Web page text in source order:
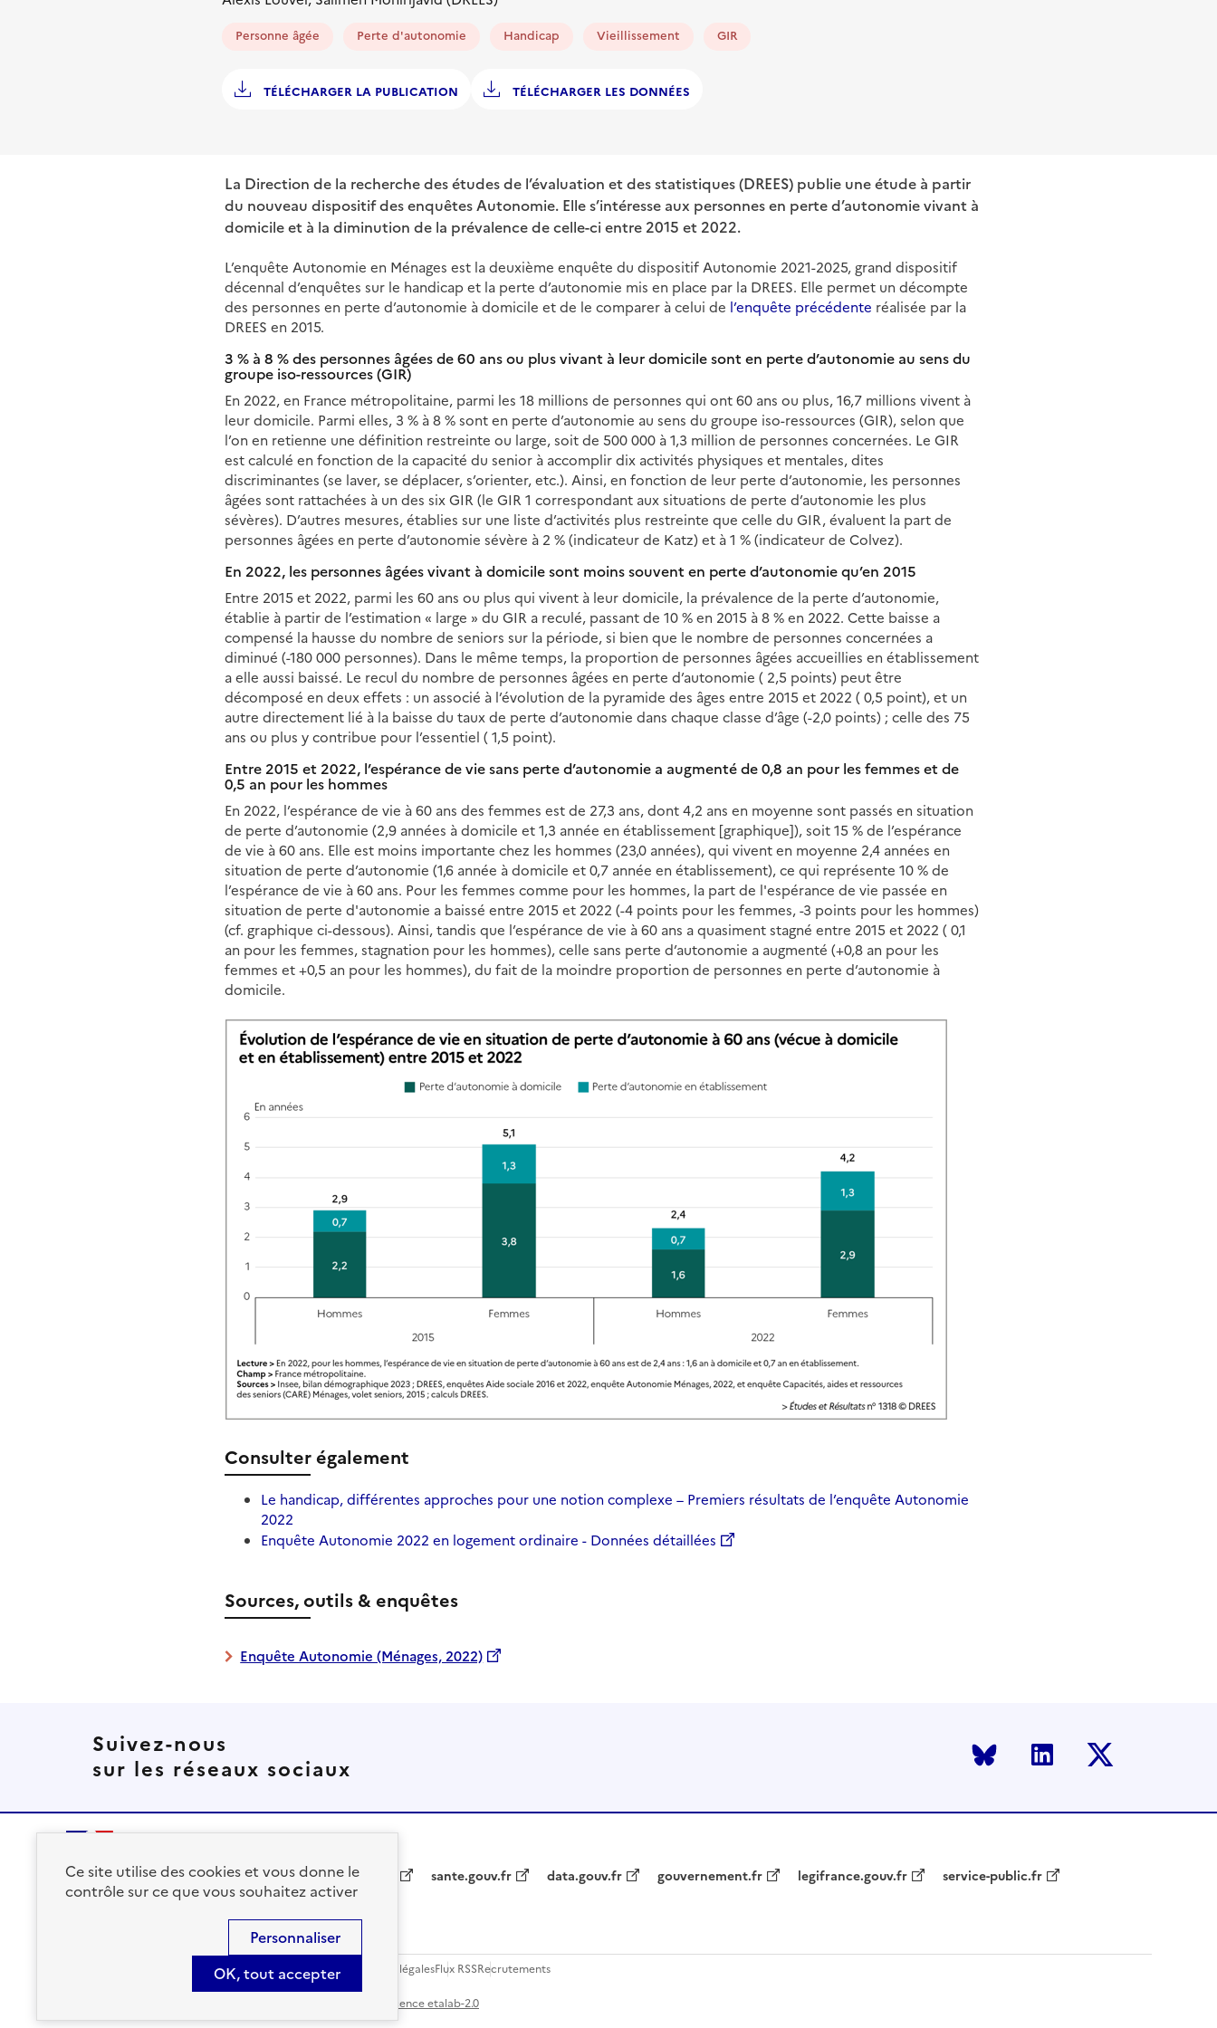
Personne âgée Perte d'autonomie Handicap Vieillissement GIR
TÉLÉCHARGER LA PUBLICATION TÉLÉCHARGER LES DONNÉES
La Direction de la recherche des études de l’évaluation et des statistiques (DREES) publie une étude à partir
du nouveau dispositif des enquêtes Autonomie. Elle s’intéresse aux personnes en perte d’autonomie vivant à
domicile et à la diminution de la prévalence de celle-ci entre 2015 et 2022.
L’enquête Autonomie en Ménages est la deuxième enquête du dispositif Autonomie 2021-2025, grand dispositif
décennal d’enquêtes sur le handicap et la perte d’autonomie mis en place par la DREES. Elle permet un décompte
des personnes en perte d’autonomie à domicile et de le comparer à celui de l’enquête précédente réalisée par la
DREES en 2015.
3 % à 8 % des personnes âgées de 60 ans ou plus vivant à leur domicile sont en perte d’autonomie au sens du
groupe iso-ressources (GIR)
En 2022, en France métropolitaine, parmi les 18 millions de personnes qui ont 60 ans ou plus, 16,7 millions vivent à
leur domicile. Parmi elles, 3 % à 8 % sont en perte d’autonomie au sens du groupe iso-ressources (GIR), selon que
l’on en retienne une définition restreinte ou large, soit de 500 000 à 1,3 million de personnes concernées. Le GIR
est calculé en fonction de la capacité du senior à accomplir dix activités physiques et mentales, dites
discriminantes (se laver, se déplacer, s’orienter, etc.). Ainsi, en fonction de leur perte d’autonomie, les personnes
âgées sont rattachées à un des six GIR (le GIR 1 correspondant aux situations de perte d’autonomie les plus
sévères). D’autres mesures, établies sur une liste d’activités plus restreinte que celle du GIR, évaluent la part de
personnes âgées en perte d’autonomie sévère à 2 % (indicateur de Katz) et à 1 % (indicateur de Colvez).
En 2022, les personnes âgées vivant à domicile sont moins souvent en perte d’autonomie qu’en 2015
Entre 2015 et 2022, parmi les 60 ans ou plus qui vivent à leur domicile, la prévalence de la perte d’autonomie,
établie à partir de l’estimation « large » du GIR a reculé, passant de 10 % en 2015 à 8 % en 2022. Cette baisse a
compensé la hausse du nombre de seniors sur la période, si bien que le nombre de personnes concernées a
diminué (-180 000 personnes). Dans le même temps, la proportion de personnes âgées accueillies en établissement
a elle aussi baissé. Le recul du nombre de personnes âgées en perte d’autonomie ( 2,5 points) peut être
décomposé en deux effets : un associé à l’évolution de la pyramide des âges entre 2015 et 2022 ( 0,5 point), et un
autre directement lié à la baisse du taux de perte d’autonomie dans chaque classe d’âge (-2,0 points) ; celle des 75
ans ou plus y contribue pour l’essentiel ( 1,5 point).
Entre 2015 et 2022, l’espérance de vie sans perte d’autonomie a augmenté de 0,8 an pour les femmes et de
0,5 an pour les hommes
En 2022, l’espérance de vie à 60 ans des femmes est de 27,3 ans, dont 4,2 ans en moyenne sont passés en situation
de perte d’autonomie (2,9 années à domicile et 1,3 année en établissement [graphique]), soit 15 % de l’espérance
de vie à 60 ans. Elle est moins importante chez les hommes (23,0 années), qui vivent en moyenne 2,4 années en
situation de perte d’autonomie (1,6 année à domicile et 0,7 année en établissement), ce qui représente 10 % de
l’espérance de vie à 60 ans. Pour les femmes comme pour les hommes, la part de l'espérance de vie passée en
situation de perte d'autonomie a baissé entre 2015 et 2022 (-4 points pour les femmes, -3 points pour les hommes)
(cf. graphique ci-dessous). Ainsi, tandis que l’espérance de vie à 60 ans a quasiment stagné entre 2015 et 2022 ( 0,1
an pour les femmes, stagnation pour les hommes), celle sans perte d’autonomie a augmenté (+0,8 an pour les
femmes et +0,5 an pour les hommes), du fait de la moindre proportion de personnes en perte d’autonomie à
domicile.
Consulter également
Le handicap, différentes approches pour une notion complexe – Premiers résultats de l’enquête Autonomie
2022
Enquête Autonomie 2022 en logement ordinaire - Données détaillées
Sources, outils & enquêtes
Enquête Autonomie (Ménages, 2022)
Suivez-nous
sur les réseaux sociaux
Bluesky LinkedInTwitter
solidarites.gouv.fr sante.gouv.fr data.gouv.fr gouvernement.fr legifrance.gouv.fr service-public.fr
Contact S'abonnerPlan du site Mentions légalesFlux RSSRecrutements
licence etalab-2.0
Ce site utilise des cookies et vous donne le
contrôle sur ce que vous souhaitez activer
OK, tout accepter
Personnaliser